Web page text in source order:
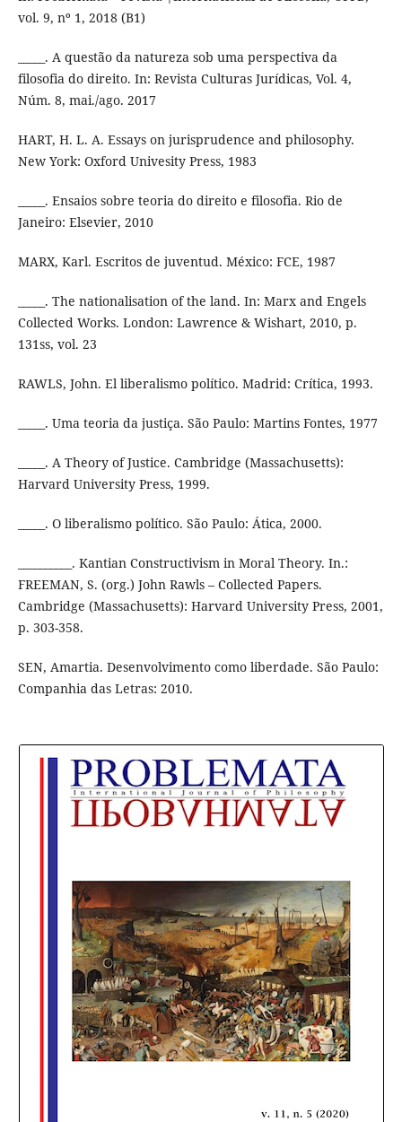
vol. 9, nº 1, 2018 (B1)
_____. A questão da natureza sob uma perspectiva da
filosofia do direito. In: Revista Culturas Jurídicas, Vol. 4,
Núm. 8, mai./ago. 2017
HART, H. L. A. Essays on jurisprudence and philosophy.
New York: Oxford Univesity Press, 1983
_____. Ensaios sobre teoria do direito e filosofia. Rio de
Janeiro: Elsevier, 2010
MARX, Karl. Escritos de juventud. México: FCE, 1987
_____. The nationalisation of the land. In: Marx and Engels
Collected Works. London: Lawrence & Wishart, 2010, p.
131ss, vol. 23
RAWLS, John. El liberalismo político. Madrid: Crítica, 1993.
_____. Uma teoria da justiça. São Paulo: Martins Fontes, 1977
_____. A Theory of Justice. Cambridge (Massachusetts):
Harvard University Press, 1999.
_____. O liberalismo político. São Paulo: Ática, 2000.
__________. Kantian Constructivism in Moral Theory. In.:
FREEMAN, S. (org.) John Rawls – Collected Papers.
Cambridge (Massachusetts): Harvard University Press, 2001,
p. 303-358.
SEN, Amartia. Desenvolvimento como liberdade. São Paulo:
Companhia das Letras: 2010.